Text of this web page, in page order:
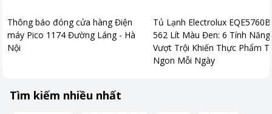
Thông báo đóng cửa hàng Điện
máy Pico 1174 Đường Láng - Hà
Nội
Tủ Lạnh Electrolux
562 Lít Màu Đen: 6 Tính Năng
Vượt Trội Khiến Thực Phẩm
Ngon Mỗi Ngày
Tìm kiếm nhiều nhất